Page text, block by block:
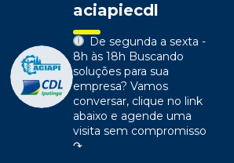
aciapiecdl
De segunda a sexta -
8h às 18h Buscando
soluções para sua
empresa? Vamos
conversar, clique no link
abaixo e agende uma
visita sem compromisso
↷